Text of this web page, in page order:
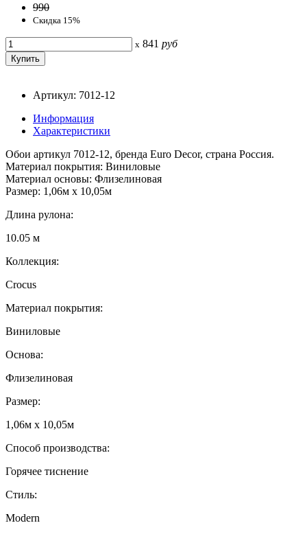
990
Скидка 15%
x 841 руб
Артикул: 7012-12
Информация
Характеристики
Обои артикул 7012-12, бренда Euro Decor, страна Россия.
Материал покрытия: Виниловые
Материал основы: Флизелиновая
Размер: 1,06м х 10,05м
Длина рулона:
10.05 м
Коллекция:
Crocus
Материал покрытия:
Виниловые
Основа:
Флизелиновая
Размер:
1,06м х 10,05м
Способ производства:
Горячее тиснение
Стиль:
Modern